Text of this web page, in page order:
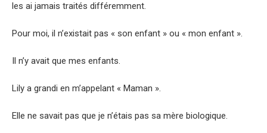
les ai jamais traités différemment.
Pour moi, il n’existait pas « son enfant » ou « mon enfant ».
Il n’y avait que mes enfants.
Lily a grandi en m’appelant « Maman ».
Elle ne savait pas que je n’étais pas sa mère biologique.